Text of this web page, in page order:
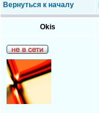
Вернуться к началу
Okis